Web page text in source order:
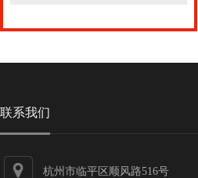
联系我们
杭州市临平区顺风路516号